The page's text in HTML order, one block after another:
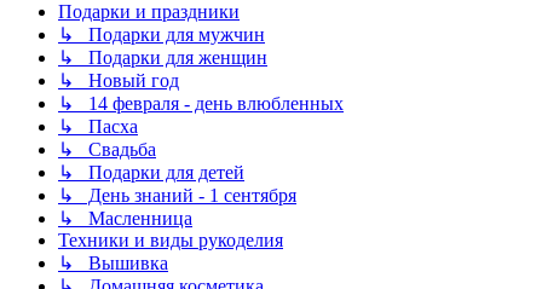
Подарки и праздники
↳ Подарки для мужчин
↳ Подарки для женщин
↳ Новый год
↳ 14 февраля - день влюбленных
↳ Пасха
↳ Свадьба
↳ Подарки для детей
↳ День знаний - 1 сентября
↳ Масленница
Техники и виды рукоделия
↳ Вышивка